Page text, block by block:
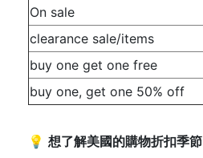
On sale
clearance sale/items
buy one get one free
buy one, get one 50% off
💡 想了解美國的購物折扣季節